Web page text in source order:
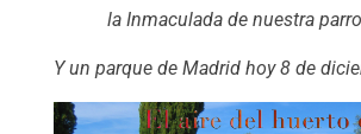
la Inmaculada de nuestra
Y un parque de Madrid hoy 8 de